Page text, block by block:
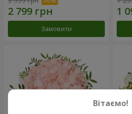
Замовити
Вітаємо!